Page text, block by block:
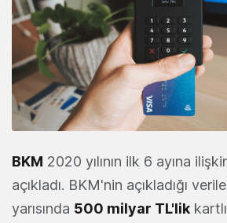
BKM 2020 yılının ilk 6 ayına
açıkladı. BKM'nin açıkladığı
yarısında 500 milyar TL'lik